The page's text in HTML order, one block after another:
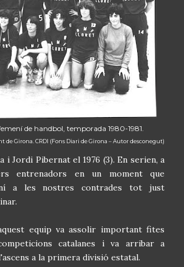
de handbol, temporada 1980-1981.
Girona. CRDI (Fons Diari de Girona – Autor desconegut)
i Jordi Pibernat el 1976 (3). En serien, a
entrenadors en un moment que
a les nostres contrades tot just
equip va assolir important fites
catalanes i va arribar a
a la primera divisió estatal.